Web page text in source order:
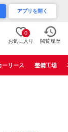
アプリを開く
0
お気に入り 閲覧履歴
ーリース 整備工場